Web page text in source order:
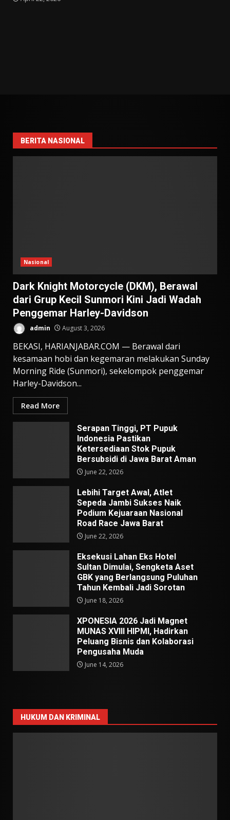
BERITA NASIONAL
Nasional
Dark Knight Motorcycle (DKM), Berawal
dari Grup Kecil Sunmori Kini Jadi Wadah
Penggemar Harley-Davidson
admin August 3, 2026
BEKASI, HARIANJABAR.COM — Berawal dari
kesamaan hobi dan kegemaran melakukan Sunday
Morning Ride (Sunmori), sekelompok penggemar
Harley-Davidson...
Read More
Serapan Tinggi, PT Pupuk
Indonesia Pastikan
Ketersediaan Stok Pupuk
Bersubsidi di Jawa Barat Aman
June 22, 2026
Lebihi Target Awal, Atlet
Sepeda Jambi Sukses Naik
Podium Kejuaraan Nasional
Road Race Jawa Barat
June 22, 2026
Eksekusi Lahan Eks Hotel
Sultan Dimulai, Sengketa Aset
GBK yang Berlangsung Puluhan
Tahun Kembali Jadi Sorotan
June 18, 2026
XPONESIA 2026 Jadi Magnet
MUNAS XVIII HIPMI, Hadirkan
Peluang Bisnis dan Kolaborasi
Pengusaha Muda
June 14, 2026
HUKUM DAN KRIMINAL